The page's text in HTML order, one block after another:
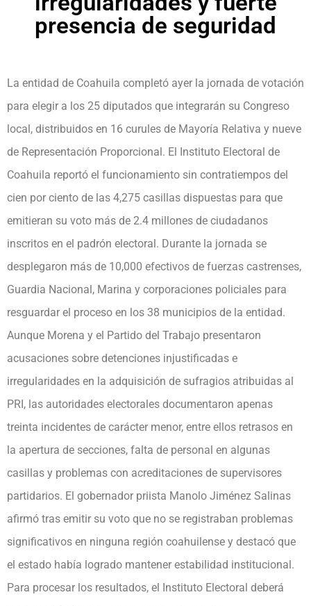
presencia de seguridad
La entidad de Coahuila completó ayer la jornada de votación
para elegir a los 25 diputados que integrarán su Congreso
local, distribuidos en 16 curules de Mayoría Relativa y nueve
de Representación Proporcional. El Instituto Electoral de
Coahuila reportó el funcionamiento sin contratiempos del
cien por ciento de las 4,275 casillas dispuestas para que
emitieran su voto más de 2.4 millones de ciudadanos
inscritos en el padrón electoral. Durante la jornada se
desplegaron más de 10,000 efectivos de fuerzas castrenses,
Guardia Nacional, Marina y corporaciones policiales para
resguardar el proceso en los 38 municipios de la entidad.
Aunque Morena y el Partido del Trabajo presentaron
acusaciones sobre detenciones injustificadas e
irregularidades en la adquisición de sufragios atribuidas al
PRI, las autoridades electorales documentaron apenas
treinta incidentes de carácter menor, entre ellos retrasos en
la apertura de secciones, falta de personal en algunas
casillas y problemas con acreditaciones de supervisores
partidarios. El gobernador priista Manolo Jiménez Salinas
afirmó tras emitir su voto que no se registraban problemas
significativos en ninguna región coahuilense y destacó que
el estado había logrado mantener estabilidad institucional.
Para procesar los resultados, el Instituto Electoral deberá